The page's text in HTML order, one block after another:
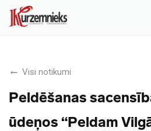
Visi notikumi
Peldēšanas
ūdeņos “Peldam